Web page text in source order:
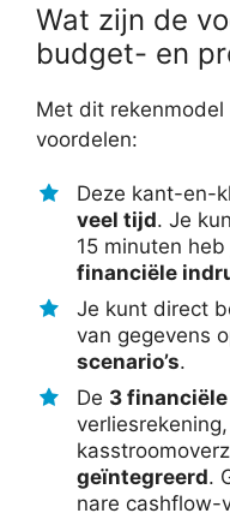
Wat zijn de
budget- en
Met dit
voordelen:
Deze kant-en-
veel tijd. Je
15 minuten
financiële
Je kunt direct
van gegevens
scenario’s.
De 3
geïntegreerd.
nare cashflow-